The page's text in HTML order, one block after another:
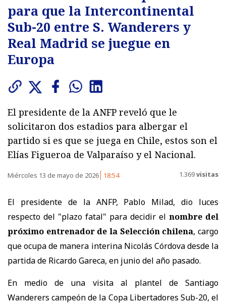
para que la Intercontinental
Sub-20 entre S. Wanderers y
Real Madrid se juegue en
Europa
El presidente de la ANFP reveló que le
solicitaron dos estadios para albergar el
partido si es que se juega en Chile, estos son el
Elías Figueroa de Valparaíso y el Nacional.
Miércoles 13 de mayo de 2026 18:54 1.369visitas
El presidente de la ANFP, Pablo Milad, dio luces
respecto del "plazo fatal" para decidir el nombre del
próximo entrenador de la Selección chilena, cargo
que ocupa de manera interina Nicolás Córdova desde la
partida de Ricardo Gareca, en junio del año pasado.
En medio de una visita al plantel de Santiago
Wanderers campeón de la Copa Libertadores Sub-20, el